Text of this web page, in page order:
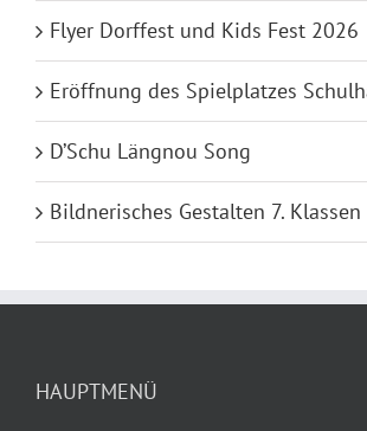
Flyer Dorffest und Kids Fest 2026
Eröffnung des Spielplatzes
D’Schu Längnou Song
Bildnerisches Gestalten 7. Klassen
HAUPTMENÜ